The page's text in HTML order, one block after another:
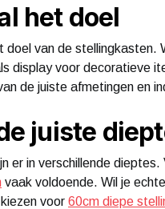
het doel
doel van de
display voor decoratieve
de juiste afmetingen en
juiste
er in verschillende
vaak voldoende. Wil je
voor 60cm diepe